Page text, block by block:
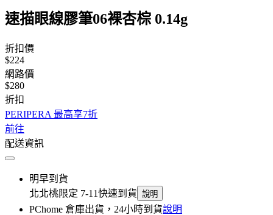
速描眼線膠筆06裸杏棕 0.14g
折扣價
$224
網路價
$280
折扣
PERIPERA 最高享7折
前往
配送資訊
明早到貨
北北桃限定 7-11快速到貨 說明
PChome 倉庫出貨，24小時到貨說明